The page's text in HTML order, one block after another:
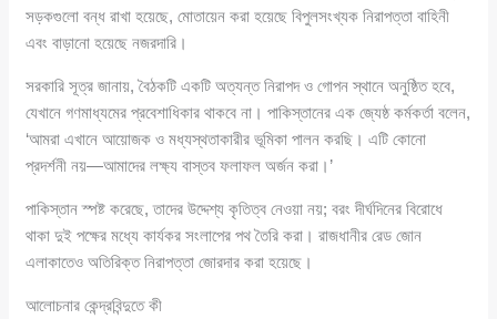
সড়কগুলো বন্ধ রাখা হয়েছে, মোতায়েন করা হয়েছে বিপুলসংখ্যক নিরাপত্তা বাহিনী
এবং বাড়ানো হয়েছে নজরদারি।
সরকারি সূত্র জানায়, বৈঠকটি একটি অত্যন্ত নিরাপদ ও গোপন স্থানে অনুষ্ঠিত হবে,
যেখানে গণমাধ্যমের প্রবেশাধিকার থাকবে না। পাকিস্তানের এক জ্যেষ্ঠ কর্মকর্তা বলেন,
‘আমরা এখানে আয়োজক ও মধ্যস্থতাকারীর ভূমিকা পালন করছি। এটি কোনো
প্রদর্শনী নয়—আমাদের লক্ষ্য বাস্তব ফলাফল অর্জন করা।’
পাকিস্তান স্পষ্ট করেছে, তাদের উদ্দেশ্য কৃতিত্ব নেওয়া নয়; বরং দীর্ঘদিনের বিরোধে
থাকা দুই পক্ষের মধ্যে কার্যকর সংলাপের পথ তৈরি করা। রাজধানীর রেড জোন
এলাকাতেও অতিরিক্ত নিরাপত্তা জোরদার করা হয়েছে।
আলোচনার কেন্দ্রবিন্দুতে কী